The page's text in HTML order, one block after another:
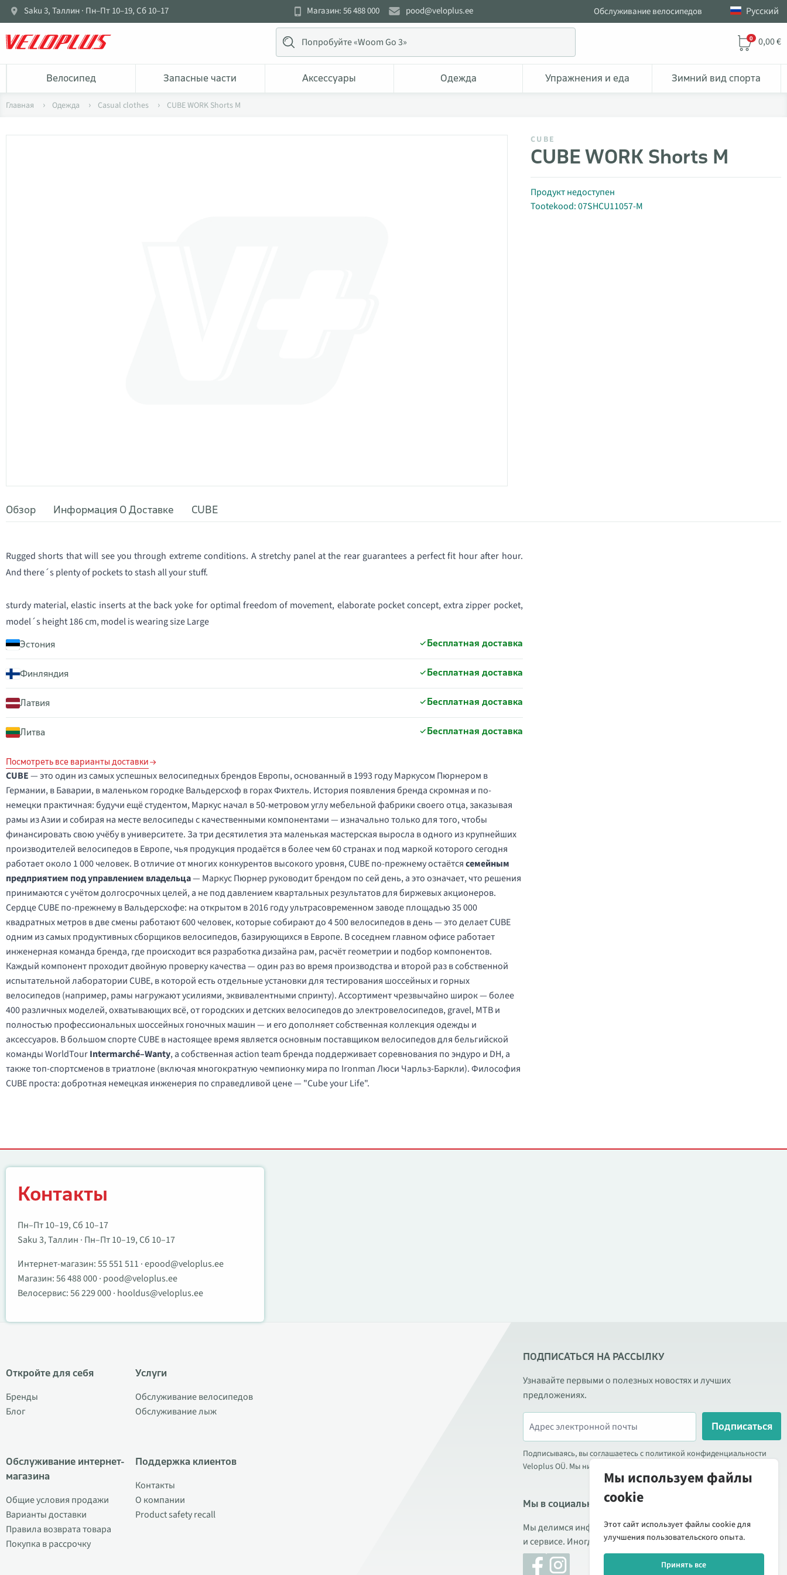
Saku 3, Таллин · Пн–Пт 10–19, Сб 10–17 Магазин: 56 488 000 pood@veloplus.ee Обслуживание велосипедов Pусский
0 0,00 €
Bелосипед Запасные части Аксессуары Одежда Упражнения и еда Зимний вид спорта
Главная Одежда Casual clothes CUBE WORK Shorts M
CUBE
CUBE WORK Shorts M
Продукт недоступен
Tootekood: 07SHCU11057-M
Обзор Информация О Доставке CUBE
Rugged shorts that will see you through extreme conditions. A stretchy panel at the rear guarantees a perfect fit hour after hour.
And there´s plenty of pockets to stash all your stuff.
sturdy material, elastic inserts at the back yoke for optimal freedom of movement, elaborate pocket concept, extra zipper pocket,
Эстония Бесплатная доставка
Финляндия Бесплатная доставка
Латвия Бесплатная доставка
Литва Бесплатная доставка
Посмотреть все варианты доставки
CUBE— это один из самых успешных велосипедных брендов Европы, основанный в 1993 году Маркусом Пюрнером в
Германии, в Баварии, в маленьком городке Вальдерсхоф в горах Фихтель. История появления бренда скромная и по-
немецки практичная: будучи ещё студентом, Маркус начал в 50-метровом углу мебельной фабрики своего отца, заказывая
рамы из Азии и собирая на месте велосипеды с качественными компонентами — изначально только для того, чтобы
финансировать свою учёбу в университете. За три десятилетия эта маленькая мастерская выросла в одного из крупнейших
производителей велосипедов в Европе, чья продукция продаётся в более чем 60 странах и под маркой которого сегодня
работает около 1 000 человек. В отличие от многих конкурентов высокого уровня, CUBE по-прежнему остаётсясемейным
предприятием под управлением владельца— Маркус Пюрнер руководит брендом по сей день, а это означает, что решения
принимаются с учётом долгосрочных целей, а не под давлением квартальных результатов для биржевых акционеров.
Сердце CUBE по-прежнему в Вальдерсхофе: на открытом в 2016 году ультрасовременном заводе площадью 35 000
квадратных метров в две смены работают 600 человек, которые собирают до 4 500 велосипедов в день — это делает CUBE
одним из самых продуктивных сборщиков велосипедов, базирующихся в Европе. В соседнем главном офисе работает
инженерная команда бренда, где происходит вся разработка дизайна рам, расчёт геометрии и подбор компонентов.
Каждый компонент проходит двойную проверку качества — один раз во время производства и второй раз в собственной
испытательной лаборатории CUBE, в которой есть отдельные установки для тестирования шоссейных и горных
велосипедов (например, рамы нагружают усилиями, эквивалентными спринту). Ассортимент чрезвычайно широк — более
400 различных моделей, охватывающих всё, от городских и детских велосипедов до электровелосипедов, gravel, MTB и
полностью профессиональных шоссейных гоночных машин — и его дополняет собственная коллекция одежды и
аксессуаров. В большом спорте CUBE в настоящее время является основным поставщиком велосипедов для бельгийской
команды WorldTourIntermarché–Wanty, а собственная action team бренда поддерживает соревнования по эндуро и DH, а
также топ-спортсменов в триатлоне (включая многократную чемпионку мира по Ironman Люси Чарльз-Баркли). Философия
CUBE проста: добротная немецкая инженерия по справедливой цене — "Cube your Life".
Контакты
Пн–Пт 10–19, Сб 10–17
Saku 3, Таллин · Пн–Пт 10–19, Сб 10–17
Интернет-магазин:55 551 511 ·epood@veloplus.ee
Магазин:56 488 000· pood@veloplus.ee
Велосервис:56 229 000· hooldus@veloplus.ee
Откройте для себя
Бренды
Блог
Обслуживание интернет-
магазина
Общие условия продажи
Варианты доставки
Правила возврата товара
Покупка в рассрочку
Услуги
Обслуживание велосипедов
Обслуживание лыж
Поддержка клиентов
Контакты
О компании
Product safety recall
ПОДПИСАТЬСЯ НА РАССЫЛКУ
Узнавайте первыми о полезных новостях и лучших
предложениях.
Подписаться
Подписываясь, вы соглашаетесь с политикой конфиденциальности
Veloplus OÜ. Мы никогда не передаём ваши данные третьим лицам.
Мы в социальных сетях
Мы делимся информацией о выгодных акциях, новых товарах
и сервисе. Иногда публикуем обзоры продукции.
Мы используем файлы
cookie
Этот сайт использует файлы cookie для
улучшения пользовательского опыта.
Принять все